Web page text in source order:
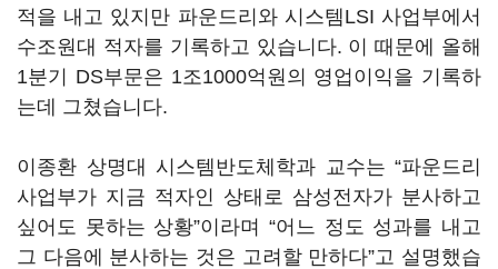
적을 내고 있지만 파운드리와 시스템LSI 사업부에서
수조원대 적자를 기록하고 있습니다. 이 때문에 올해
1분기 DS부문은 1조1000억원의 영업이익을 기록하
는데 그쳤습니다.
이종환 상명대 시스템반도체학과 교수는 “파운드리
사업부가 지금 적자인 상태로 삼성전자가 분사하고
싶어도 못하는 상황”이라며“어느 정도 성과를 내고
그 다음에 분사하는 것은 고려할 만하다”고 설명했습